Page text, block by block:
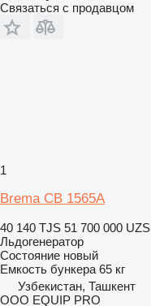
Связаться с продавцом
1
Brema CB 1565A
40 140 TJS 51 700 000 UZS
Льдогенератор
Состояние новый
Емкость бункера 65 кг
Узбекистан, Ташкент
OOO EQUIP PRO